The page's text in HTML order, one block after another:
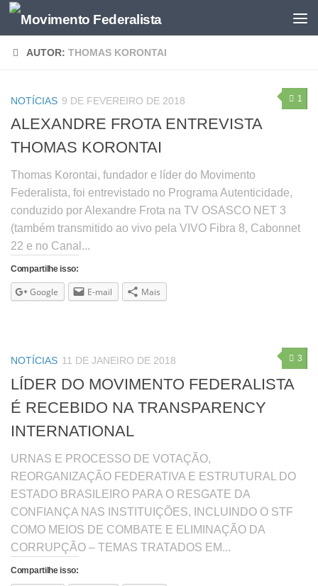
AUTOR: THOMAS KORONTAI
1
NOTÍCIAS 9 DE FEVEREIRO DE 2018
ALEXANDRE FROTA ENTREVISTA
THOMAS KORONTAI
Thomas Korontai, fundador e líder do Movimento
Federalista, foi entrevistado no Programa Autenticidade,
conduzido por Alexandre Frota na TV OSASCO NET 3
(também transmitido ao vivo pela VIVO Fibra 8, Cabonnet
22 e no Canal...
Compartilhe isso:
Google E-mail Mais
3
NOTÍCIAS 11 DE JANEIRO DE 2018
LÍDER DO MOVIMENTO FEDERALISTA
É RECEBIDO NA TRANSPARENCY
INTERNATIONAL
URNAS E PROCESSO DE VOTAÇÃO,
REORGANIZAÇÃO FEDERATIVA E ESTRUTURAL DO
ESTADO BRASILEIRO PARA O RESGATE DA
CONFIANÇA NAS INSTITUIÇÕES, INCLUINDO O STF
COMO MEIOS DE COMBATE E ELIMINAÇÃO DA
CORRUPÇÃO – TEMAS TRATADOS EM...
Compartilhe isso: